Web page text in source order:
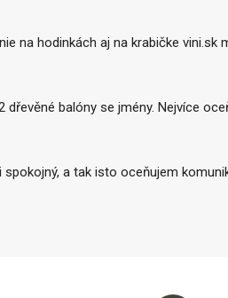
na hodinkách aj na krabičke vini.sk
balóny se jmény. Nejvíce
a tak isto oceňujem